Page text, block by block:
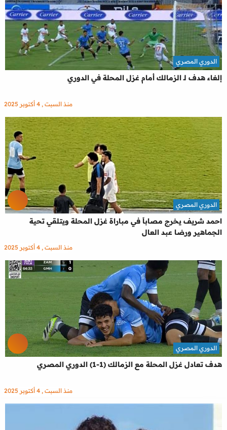
إلغاء هدف لـ الزمالك أمام غزل المحلة في الدوري
الدوري المصري
منذ السبت , 4 أكتوبر 2025
احمد شريف يخرج مصاباَ في مباراة غزل المحلة ويتلقي تحية
الجماهير ورضا عبد العال
الدوري المصري
منذ السبت , 4 أكتوبر 2025
هدف تعادل غزل المحلة مع الزمالك (1-1) الدوري المصري
الدوري المصري
منذ السبت , 4 أكتوبر 2025